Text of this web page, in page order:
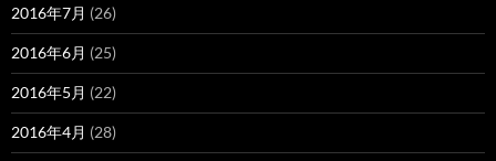
2016年7月 (26)
2016年6月 (25)
2016年5月 (22)
2016年4月 (28)